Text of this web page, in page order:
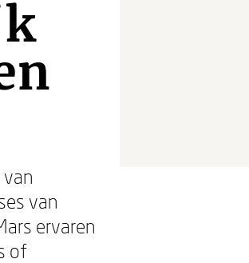
van
ervaren
of